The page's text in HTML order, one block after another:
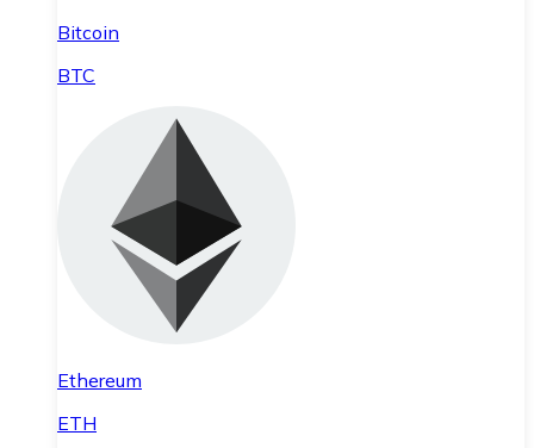
Bitcoin
BTC
Ethereum
ETH